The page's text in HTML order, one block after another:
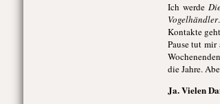
Ich werde
Vogelhändler
Kontakte
Pause tut
die Jahre.
Ja. Vielen